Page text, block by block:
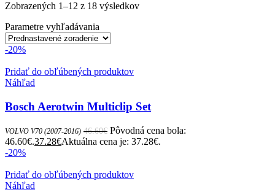
Zobrazených 1–12 z 18 výsledkov
Parametre vyhľadávania
-20%
Pridať do obľúbených produktov
Náhľad
Bosch Aerotwin Multiclip Set
VOLVO V70 (2007-2016) 46.60€ Pôvodná cena bola:
46.60€.37.28€Aktuálna cena je: 37.28€.
-20%
Pridať do obľúbených produktov
Náhľad